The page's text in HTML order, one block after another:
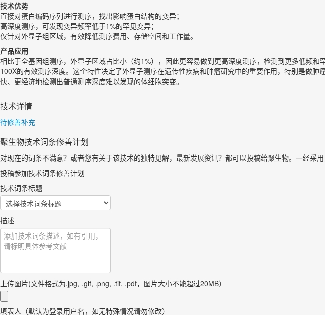
技术优势
直接对蛋白编码序列进行测序，找出影响蛋白结构的变异；
高深度测序，可发现变异频率低于1%的罕见变异；
仅针对外显子组区域，有效降低测序费用、存储空间和工作量。
产品应用
相比于全基因组测序，外显子区域占比小（约1%），因此更容易做到更高深度测序，检测到更多低频
100X的有效测序深度。这个特性决定了外显子测序在遗传性疾病和肿瘤研究中的重要作用，特别是做
快、更经济地检测出普通测序深度难以发现的体细胞突变。
技术详情
待修善补充
聚生物技术词条修善计划
对现在的词条不满意？或者您有关于该技术的独特见解，最新发展资讯？都可以投稿给聚生物。一经采
投稿参加技术词条修善计划
技术词条标题
描述
上传图片(文件格式为.jpg, .gif, .png, .tif, .pdf，图片大小不能超过20MB）
填表人（默认为登录用户名，如无特殊情况请勿修改）